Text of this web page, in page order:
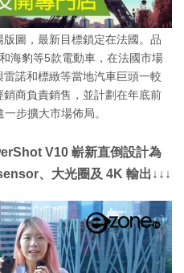
圖，最新目標鎖定在法國。品
海豹等5款電動車，在法國市場
諾和標緻等當地汽車巨頭一較
商負責銷售，並計劃在年底前
步擴大市場佈局。
V10 嶄新直倒設計為
、大光圈及 4K 輸出↓↓↓